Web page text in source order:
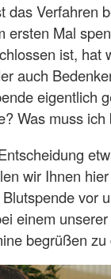
das Verfahren
ersten Mal
ist, hat
auch
eigentlich
Was muss ich
wir Ihnen
vor
einem unserer
begrüßen zu